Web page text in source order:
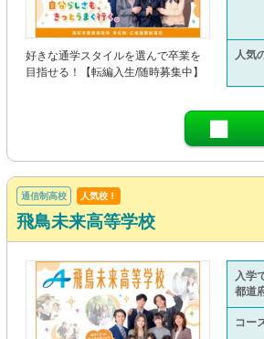
好きな通学スタイルを選んで卒業を
目指せる！【転編入生/随時募集中】
人気
通信制高校 人気校！
飛鳥未来高等学校
入学
都道
コー